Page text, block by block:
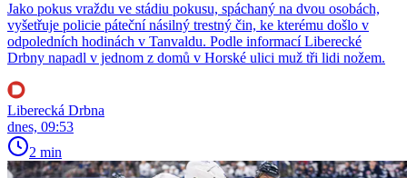
Jako pokus vraždu ve stádiu pokusu, spáchaný na dvou osobách,
vyšetřuje policie páteční násilný trestný čin, ke kterému došlo v
odpoledních hodinách v Tanvaldu. Podle informací Liberecké
Drbny napadl v jednom z domů v Horské ulici muž tři lidi nožem.
Liberecká Drbna
dnes, 09:53
2 min